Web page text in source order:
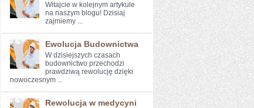
Witajcie w kolejnym artykule
⁣na naszym blogu!⁤ Dzisiaj
zajmiemy ...
Ewolucja Budownictwa
W dzisiejszych czasach
budownictwo przechodzi
prawdziwą rewolucję dzięki
nowoczesnym ...
Rewolucja w medycyni